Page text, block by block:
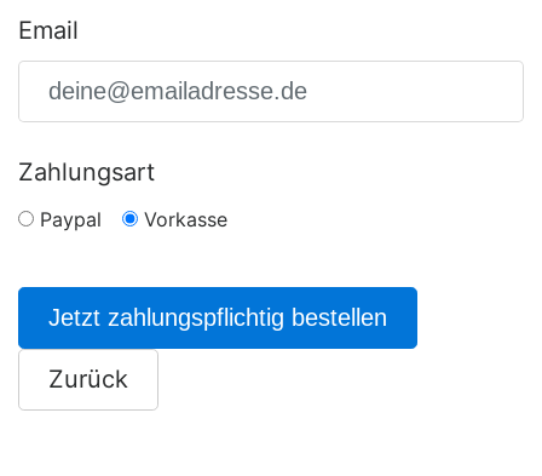
Email
Zahlungsart
Paypal Vorkasse
Jetzt zahlungspflichtig bestellen
Zurück